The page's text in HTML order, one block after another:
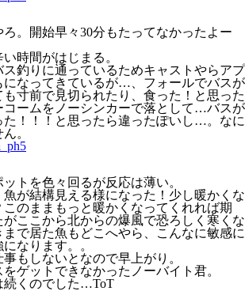
。開始早々30分もたってなかったよー
時間がはじまる。
ス釣りに通っているためキャストやらアプ
になってきているが…、フォールでバスが
寸前で見切られたり、食った！と思った
コームをノーシンカーで落として…バスが
た！！！と思ったら違ったぽいし…。なに
。
トを色々回るが反応は薄い。
が結構見える様になった！少し暖かくな
のままもっと暖かくなってくれれば期
ここから北からの爆風で恐ろしく寒くな
で居た魚もどこへやら、こんなに敏感に
なります。。
もしないとなので早上がり。
ゲットできなかったノーバイト君。
続くのでした…ToT